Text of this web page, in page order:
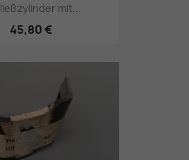
mit...
45,80 €